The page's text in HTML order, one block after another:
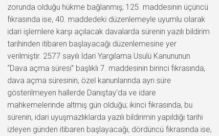
zorunda olduğu hükme bağlanmış; 125. maddesinin üçüncü
fıkrasında ise, 40. maddedeki düzenlemeyle uyumlu olarak
idari işlemlere karşı açılacak davalarda sürenin yazılı bildirim
tarihinden itibaren başlayacağı düzenlemesine yer
verilmiştir. 2577 sayılı İdari Yargılama Usulü Kanununun
“Dava açma süresi” başlıklı 7. maddesinin birinci fıkrasında,
dava açma süresinin, özel kanunlarında ayrı süre
gösterilmeyen hallerde Danıştay’da ve idare
mahkemelerinde altmış gün olduğu; ikinci fıkrasında, bu
sürenin, idari uyuşmazlıklarda yazılı bildirimin yapıldığı tarihi
izleyen günden itibaren başlayacağı; dördüncü fıkrasında ise,